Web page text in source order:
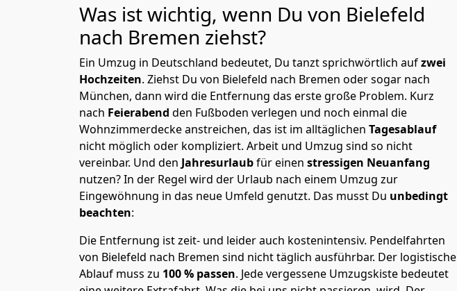
Was ist wichtig, wenn Du von Bielefeld
nach Bremen ziehst?
Ein Umzug in Deutschland bedeutet, Du tanzt sprichwörtlich aufzwei
Hochzeiten. Ziehst Du von Bielefeld nach Bremen oder sogar nach
München, dann wird die Entfernung das erste große Problem. Kurz
nach Feierabend den Fußboden verlegen und noch einmal die
Wohnzimmerdecke anstreichen, das ist im alltäglichen Tagesablauf
nicht möglich oder kompliziert. Arbeit und Umzug sind so nicht
vereinbar. Und den Jahresurlaubfür einen stressigen Neuanfang
nutzen? In der Regel wird der Urlaub nach einem Umzug zur
Eingewöhnung in das neue Umfeld genutzt. Das musst Du unbedingt
beachten:
Die Entfernung ist zeit- und leider auch kostenintensiv. Pendelfahrten
von Bielefeld nach Bremen sind nicht täglich ausführbar. Der logistische
Ablauf muss zu 100 % passen. Jede vergessene Umzugskiste bedeutet